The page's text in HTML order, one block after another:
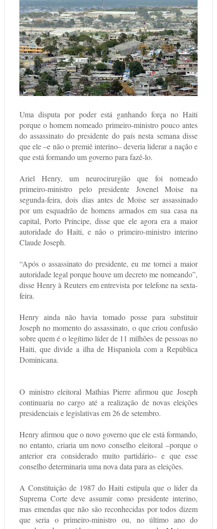
Uma disputa por poder está ganhando força no Haiti
porque o homem nomeado primeiro-ministro pouco antes
do assassinato do presidente do país nesta semana disse
que ele –e não o premiê interino– deveria liderar a nação e
que está formando um governo para fazê-lo.
Ariel Henry, um neurocirurgião que foi nomeado
primeiro-ministro pelo presidente Jovenel Moise na
segunda-feira, dois dias antes de Moise ser assassinado
por um esquadrão de homens armados em sua casa na
capital, Porto Príncipe, disse que ele agora era a maior
autoridade do Haiti, e não o primeiro-ministro interino
Claude Joseph.
“Após o assassinato do presidente, eu me tornei a maior
autoridade legal porque houve um decreto me nomeando”,
disse Henry à Reuters em entrevista por telefone na sexta-
feira.
Henry ainda não havia tomado posse para substituir
Joseph no momento do assassinato, o que criou confusão
sobre quem é o legítimo líder de 11 milhões de pessoas no
Haiti, que divide a ilha de Hispaniola com a República
Dominicana.
O ministro eleitoral Mathias Pierre afirmou que Joseph
continuaria no cargo até a realização de novas eleições
presidenciais e legislativas em 26 de setembro.
Henry afirmou que o novo governo que ele está formando,
no entanto, criaria um novo conselho eleitoral –porque o
anterior era considerado muito partidário– e que esse
conselho determinaria uma nova data para as eleições.
A Constituição de 1987 do Haiti estipula que o líder da
Suprema Corte deve assumir como presidente interino,
mas emendas que não são reconhecidas por todos dizem
que seria o primeiro-ministro ou, no último ano do